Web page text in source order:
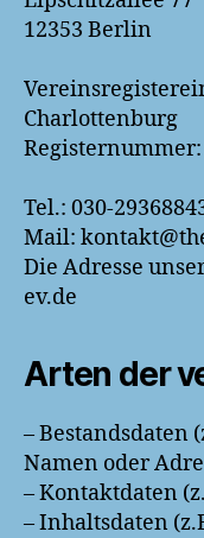
12353 Berlin
Charlottenburg
Registernummer:
Tel.: 030-
Mail:
Die Adresse
ev.de
Arten der
– Bestandsdaten
Namen oder
– Kontaktdaten
– Inhaltsdaten